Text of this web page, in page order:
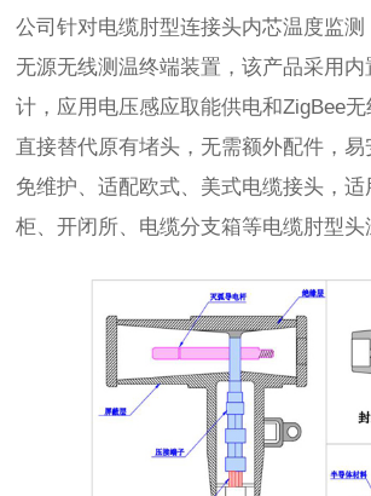
公司针对电缆肘型连接头内芯温度监
无源无线测温终端装置，该产品采用内
计，应用电压感应取能供电和ZigBee
直接替代原有堵头，无需额外配件，易
免维护、适配欧式、美式电缆接头，适
柜、开闭所、电缆分支箱等电缆肘型头